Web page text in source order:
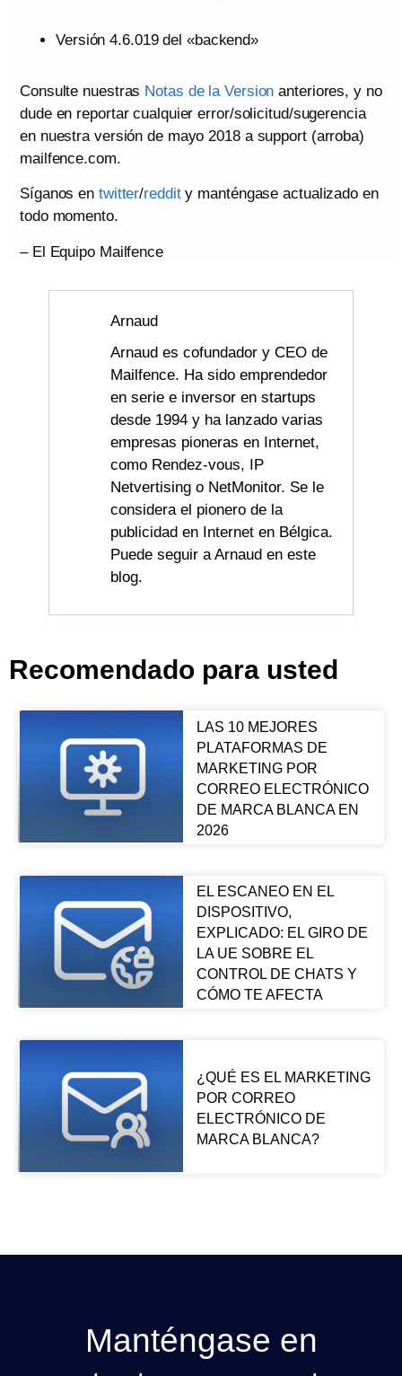
Versión 4.6.019 del «backend»
Consulte nuestras Notas de la Version anteriores, y no
dude en reportar cualquier error/solicitud/sugerencia
en nuestra versión de mayo 2018 a support (arroba)
mailfence.com.
Síganos en twitter/reddity manténgase actualizado en
todo momento.
– El Equipo Mailfence
Arnaud
Arnaud es cofundador y CEO de
Mailfence. Ha sido emprendedor
en serie e inversor en startups
desde 1994 y ha lanzado varias
empresas pioneras en Internet,
como Rendez-vous, IP
Netvertising o NetMonitor. Se le
considera el pionero de la
publicidad en Internet en Bélgica.
Puede seguir a Arnaud en este
blog.
Recomendado para usted
LAS 10 MEJORES
PLATAFORMAS DE
MARKETING POR
CORREO ELECTRÓNICO
DE MARCA BLANCA EN
2026
EL ESCANEO EN EL
DISPOSITIVO,
EXPLICADO: EL GIRO DE
LA UE SOBRE EL
CONTROL DE CHATS Y
CÓMO TE AFECTA
¿QUÉ ES EL MARKETING
POR CORREO
ELECTRÓNICO DE
MARCA BLANCA?
Manténgase en